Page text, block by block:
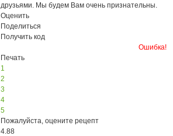
друзьями. Мы будем Вам очень признательны.
Оценить
Поделиться
Получить код
Ошибка!
Печать
1
2
3
4
5
Пожалуйста, оцените рецепт
4.88